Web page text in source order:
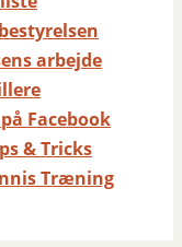
arbejde
Facebook
& Tricks
Træning